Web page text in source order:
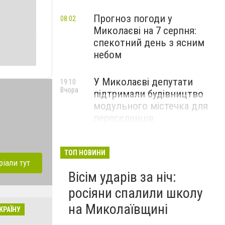
тут
Прогноз погоди у
Миколаєві на 7 серпня:
спекотний день з ясним
небом
08:02
У Миколаєві депутати
підтримали будівництво
модульного містечка для
19:10
Вчора
ТОП НОВИНИ
Вісім ударів за ніч:
росіяни спалили школу
на Миколаївщині